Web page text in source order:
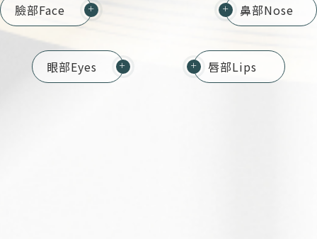
臉部Face ＋
眼部Eyes ＋
鼻部Nose
＋
唇部Lips
＋